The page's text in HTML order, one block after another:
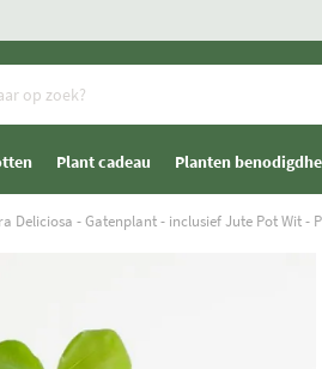
Plant cadeau Planten
Deliciosa - Gatenplant - inclusief Jute Pot Wit -